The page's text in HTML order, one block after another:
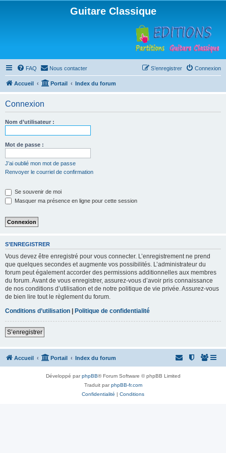
Guitare Classique
FAQ Nous contacter Connexion
S’enregistrer
Accueil Portail Index du forum
Connexion
Nom d’utilisateur :
Mot de passe :
J’ai oublié mon mot de passe
Renvoyer le courriel de confirmation
Se souvenir de moi
Masquer ma présence en ligne pour cette session
S’ENREGISTRER
Vous devez être enregistré pour vous connecter. L’enregistrement ne prend
que quelques secondes et augmente vos possibilités. L’administrateur du
forum peut également accorder des permissions additionnelles aux membres
du forum. Avant de vous enregistrer, assurez-vous d’avoir pris connaissance
de nos conditions d’utilisation et de notre politique de vie privée. Assurez-vous
de bien lire tout le règlement du forum.
Conditions d’utilisation | Politique de confidentialité
S’enregistrer
Accueil Portail Index du forum
Développé parphpBB® Forum Software © phpBB Limited
Traduit parphpBB-fr.com
Confidentialité | Conditions